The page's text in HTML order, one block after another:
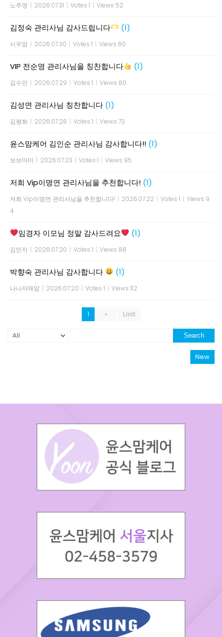
노주영 | 2026.07.31 | Votes 1 | Views 52
김정숙 관리사님 감사드립니다 (1)
시우맘 | 2026.07.30 | Votes 1 | Views 60
VIP 전순영 관리사님을 칭찬합니다 (1)
김수민 | 2026.07.29 | Votes 1 | Views 80
김성연 관리사님 칭찬합니다 (1)
김평화 | 2026.07.28 | Votes 1 | Views 73
윤스맘케어 김인순 관리사님 감사합니다!! (1)
보보마미 | 2026.07.23 | Votes 1 | Views 95
저희 Vip이명연 관리사님을 추천합니다! (1)
저희 Vip이명연 관리사님을 추천합니다! | 2026.07.22 | Votes 1 | Views 9
4
임경자 이모님 정말 감사드려요 (1)
김민지 | 2026.07.20 | Votes 1 | Views 88
박향숙 관리사님 감사합니다 (1)
나나자매맘 | 2026.07.20 | Votes 1 | Views 112
1 » Last
Search
New